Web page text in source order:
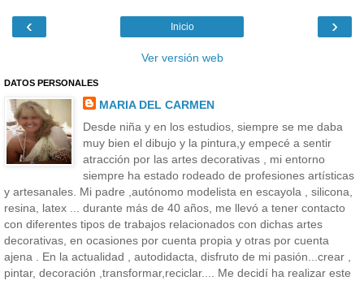
‹ ›
Inicio
Ver versión web
DATOS PERSONALES
MARIA DEL CARMEN
Desde niña y en los estudios, siempre se me daba
muy bien el dibujo y la pintura,y empecé a sentir
atracción por las artes decorativas , mi entorno
siempre ha estado rodeado de profesiones artísticas
y artesanales. Mi padre ,autónomo modelista en escayola , silicona,
resina, latex ... durante más de 40 años, me llevó a tener contacto
con diferentes tipos de trabajos relacionados con dichas artes
decorativas, en ocasiones por cuenta propia y otras por cuenta
ajena . En la actualidad , autodidacta, disfruto de mi pasión...crear ,
pintar, decoración ,transformar,reciclar.... Me decidí ha realizar este